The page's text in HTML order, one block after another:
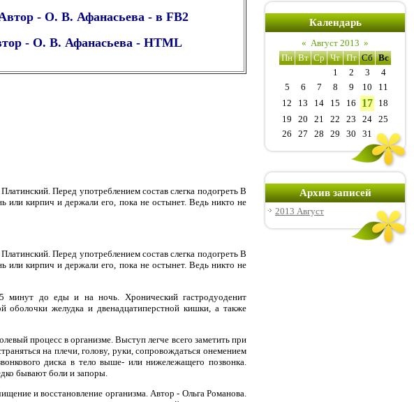
- О. В. Афанасьева - в FB2
- О. В. Афанасьева - HTML
Перед употреблением состав слегка подогреть В
или кирпич и держали его, пока не остынет. Ведь никто не
Перед употреблением состав слегка подогреть В
или кирпич и держали его, пока не остынет. Ведь никто не
минут до еды и на ночь. Хронический гастродуоденит
оболочки желудка и двенадцатиперстной кишки, а также
процесс в организме. Выступ легче всего заметить при
на плечи, голову, руки, сопровождаться онемением
диска в тело выше- или нижележащего позвонка.
бывают боли и запоры.
и восстановление организма. Автор - Ольга Романова.
Календарь
« Август 2013 »
Пн Вт Ср Чт Пт Сб Вс
1
2 3
4
5
6 7 8 9 10
11
12
13 14 15 16 17 18
19
20 21 22 23 24 25
26
27 28 29 30 31
Архив записей
2013 Август